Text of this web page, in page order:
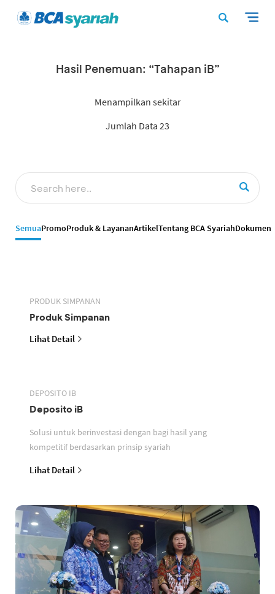
Hasil Penemuan: “Tahapan iB”
Menampilkan sekitar
Jumlah Data 23
SemuaPromoProduk & LayananArtikelTentang BCA SyariahDokumen
PRODUK SIMPANAN
Produk Simpanan
Lihat Detail
DEPOSITO IB
Deposito iB
Solusi untuk berinvestasi dengan bagi hasil yang
kompetitif berdasarkan prinsip syariah
Lihat Detail